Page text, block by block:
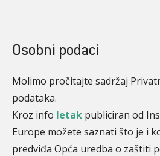
Osobni podaci
Molimo pročitajte sadržaj
podataka.
Kroz info letak publiciran od
Europe možete saznati što je i
predviđa Opća uredba o zaštiti